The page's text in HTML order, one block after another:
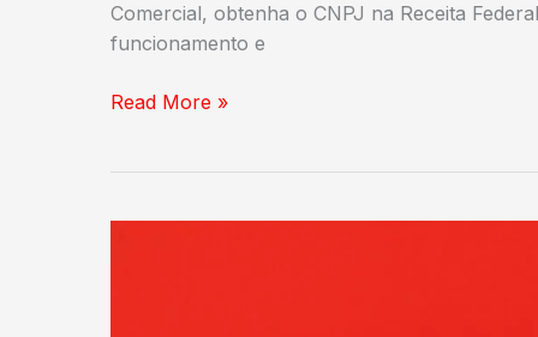
Comercial, obtenha o CNPJ na Receita
funcionamento e
Como
Prestação
Read More »